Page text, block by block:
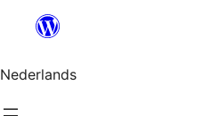
de
inhoud
Nederlands